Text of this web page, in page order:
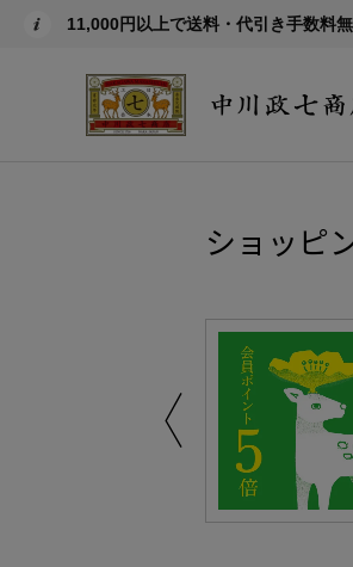
11,000円以上で送料・代引き手数料
ショッピ